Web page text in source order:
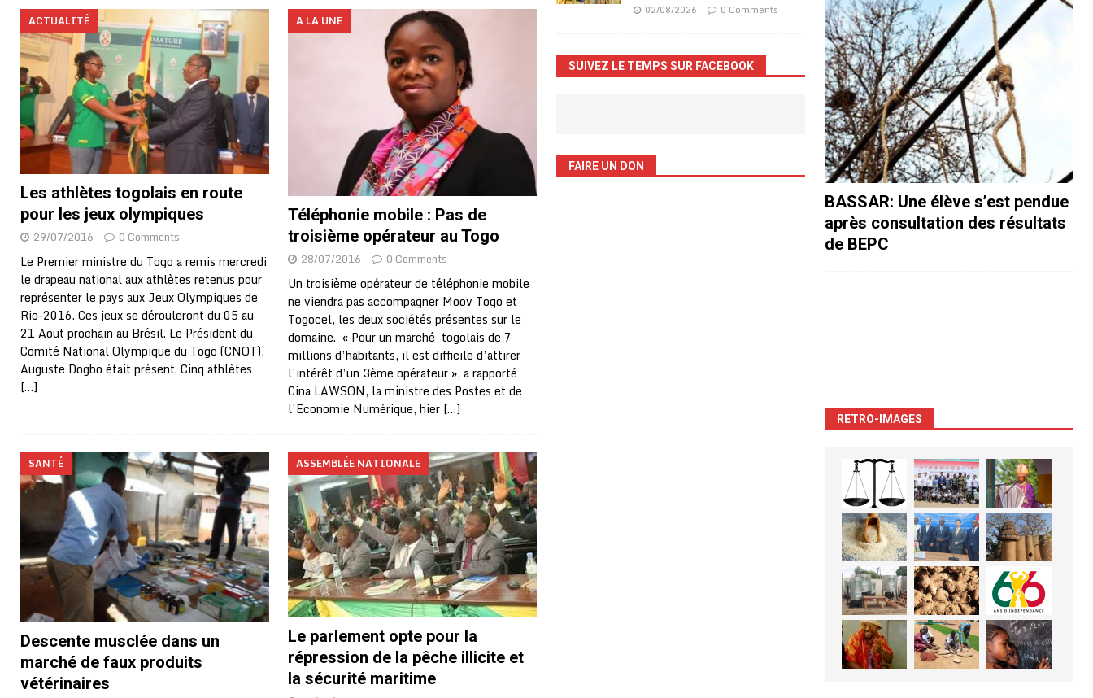
ACTUALITÉ
Les athlètes togolais en route
pour les jeux olympiques
29/07/2016 0 Comments
Le Premier ministre du Togo a remis mercredi
le drapeau national aux athlètes retenus pour
représenter le pays aux Jeux Olympiques de
Rio-2016. Ces jeux se dérouleront du 05 au
21 Aout prochain au Brésil. Le Président du
Comité National Olympique du Togo (CNOT),
Auguste Dogbo était présent. Cinq athlètes
[…]
A LA UNE
Téléphonie mobile : Pas de
troisième opérateur au Togo
28/07/2016 0 Comments
Un troisième opérateur de téléphonie mobile
ne viendra pas accompagner Moov Togo et
Togocel, les deux sociétés présentes sur le
domaine. « Pour un marché togolais de 7
millions d’habitants, il est difficile d’attirer
l’intérêt d’un 3ème opérateur », a rapporté
Cina LAWSON, la ministre des Postes et de
l’Economie Numérique, hier […]
SANTÉ
Descente musclée dans un
marché de faux produits
vétérinaires
ASSEMBLÉE NATIONALE
Le parlement opte pour la
répression de la pêche illicite et
la sécurité maritime
02/08/2026 0 Comments
SUIVEZ LE TEMPS SUR FACEBOOK
FAIRE UN DON
BASSAR: Une élève s’est pendue
après consultation des résultats
de BEPC
RETRO-IMAGES